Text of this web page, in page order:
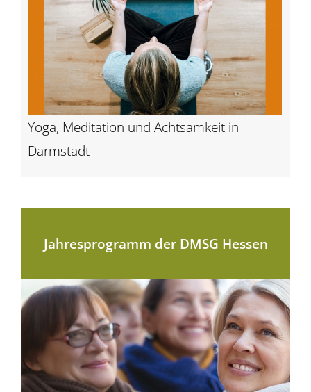
Yoga, Meditation und Achtsamkeit in
Darmstadt
Jahresprogramm der DMSG Hessen